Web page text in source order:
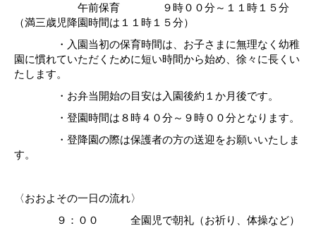
午前保育 ９時００分～１１時１５分
（満三歳児降園時間は１１時１５分）
・入園当初の保育時間は、お子さまに無理なく幼稚
園に慣れていただくために短い時間から始め、徐々に長くい
たします。
・お弁当開始の目安は入園後約１か月後です。
・登園時間は８時４０分～９時００分となります。
・登降園の際は保護者の方の送迎をお願いいたしま
す。
〈おおよその一日の流れ〉
９：００ 全園児で朝礼（お祈り、体操など）